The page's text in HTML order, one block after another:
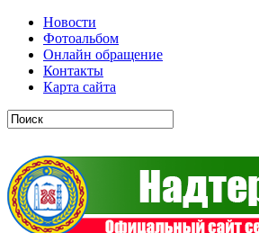
Новости
Фотоальбом
Онлайн обращение
Контакты
Карта сайта